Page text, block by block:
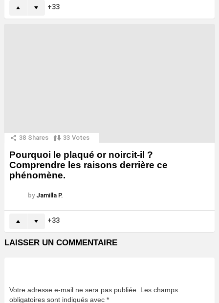
33
38 Shares 33 Votes
Pourquoi le plaqué or noircit-il ?
Comprendre les raisons derrière ce
phénomène.
by Jamilla P.
33
LAISSER UN COMMENTAIRE
Votre adresse e-mail ne sera pas publiée. Les champs
obligatoires sont indiqués avec *